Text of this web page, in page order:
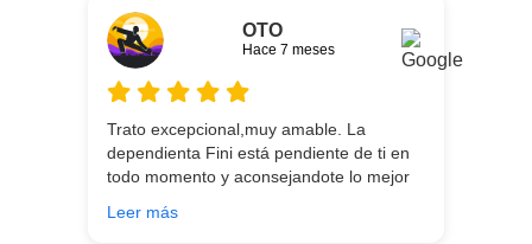
OTO
Hace 7 meses
Trato excepcional,muy amable. La
dependienta Fini está pendiente de ti en
todo momento y aconsejandote lo mejor
buscando!!
Leer más